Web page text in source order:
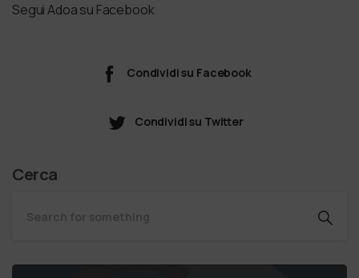
Segui Adoa su Facebook
Condividi su Facebook
Condividi su Twitter
Cerca